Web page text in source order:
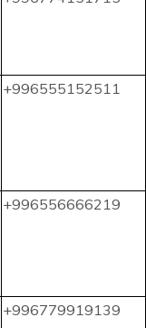
+996555152511
+996556666219
+996779919139